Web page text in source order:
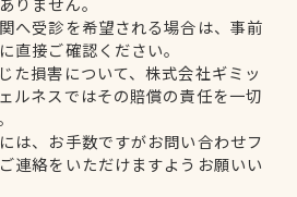
へ受診を希望される場合は、事前
直接ご確認ください。
た損害について、株式会社ギミッ
ルネスではその賠償の責任を一切
は、お手数ですがお問い合わせフ
連絡をいただけますようお願いい